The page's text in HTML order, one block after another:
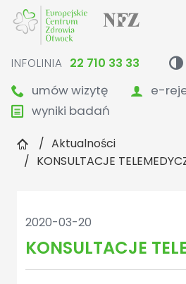
INFOLINIA 22 710 33 33 
 umów wizytę  e-
 wyniki badań
Aktualności
KONSULTACJE
2020-03-20
KONSULTACJE